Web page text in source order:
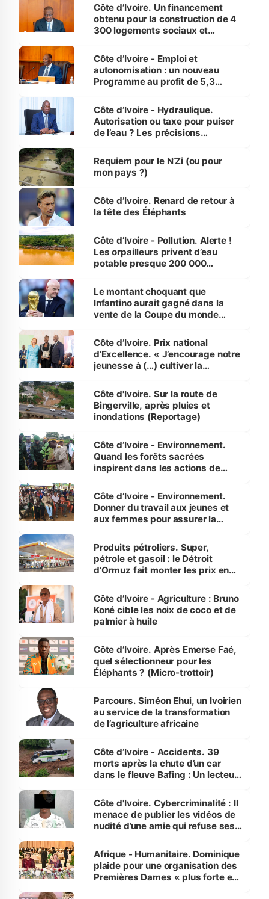
Côte d’Ivoire. Un financement
obtenu pour la construction de 4
300 logements sociaux et
et Yamoussoukro
Côte d’Ivoire - Emploi et
autonomisation : un nouveau
Programme au profit de 5,3
Côte d’Ivoire - Hydraulique.
Autorisation ou taxe pour puiser
de l’eau ? Les précisions
Requiem pour le N’Zi (ou pour
mon pays ?)
Côte d’Ivoire. Renard de retour à
la tête des Éléphants
Côte d’Ivoire - Pollution. Alerte !
Les orpailleurs privent d’eau
potable presque 200 000
Le montant choquant que
Infantino aurait gagné dans la
vente de la Coupe du monde
Côte d’Ivoire. Prix national
d’Excellence. « J’encourage notre
jeunesse à (…) cultiver la
(Alassane Ouattara
Côte d'Ivoire. Sur la route de
Bingerville, après pluies et
inondations (Reportage)
Côte d’Ivoire - Environnement.
Quand les forêts sacrées
inspirent dans les actions de
Côte d’Ivoire - Environnement.
Donner du travail aux jeunes et
aux femmes pour assurer la
menacées
Produits pétroliers. Super,
pétrole et gasoil : le Détroit
d’Ormuz fait monter les prix en
Côte d’Ivoire - Agriculture : Bruno
Koné cible les noix de coco et de
palmier à huile
Côte d’Ivoire. Après Emerse Faé,
quel sélectionneur pour les
Éléphants ? (Micro-trottoir)
Parcours. Siméon Ehui, un Ivoirien
au service de la transformation
de l’agriculture africaine
Côte d’Ivoire - Accidents. 39
morts après la chute d’un car
dans le fleuve Bafing : Un lecteur
des Transports
Côte d'Ivoire. Cybercriminalité : Il
menace de publier les vidéos de
nudité d’une amie qui refuse ses
Afrique - Humanitaire. Dominique
plaide pour une organisation des
Premières Dames « plus forte et